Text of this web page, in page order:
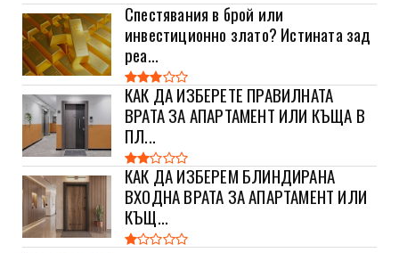
Спестявания в брой или
инвестиционно злато? Истината зад
реа...
КАК ДА ИЗБЕРЕТЕ ПРАВИЛНАТА
ВРАТА ЗА АПАРТАМЕНТ ИЛИ КЪЩА В
ПЛ...
КАК ДА ИЗБЕРЕМ БЛИНДИРАНА
ВХОДНА ВРАТА ЗА АПАРТАМЕНТ ИЛИ
КЪЩ...